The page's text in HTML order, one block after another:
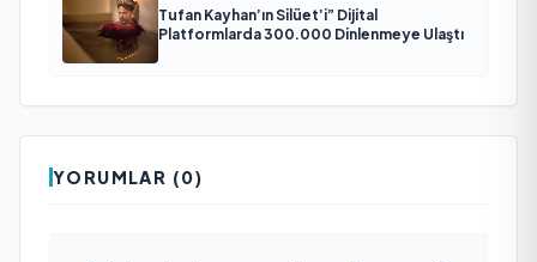
Tufan Kayhan’ın Silüet’i” Dijital
Platformlarda 300.000 Dinlenmeye Ulaştı
YORUMLAR (0)